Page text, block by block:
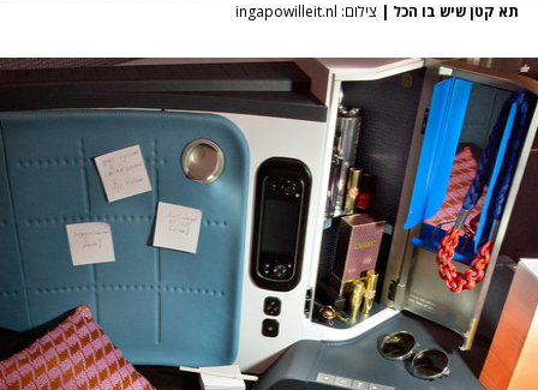
תא קטן שיש בו הכל | צילום: ingapowilleit.nl